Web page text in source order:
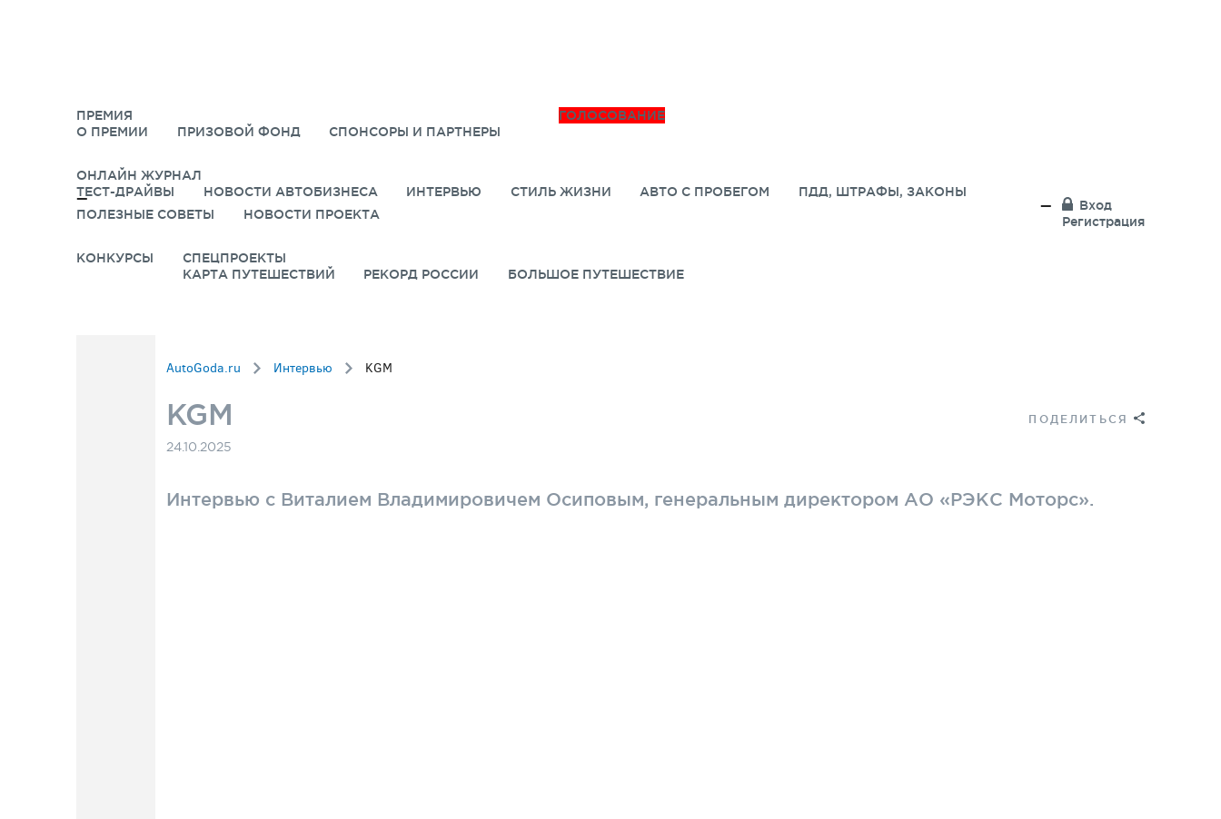
ПРЕМИЯ
О ПРЕМИИ
ПРИЗОВОЙ ФОНД СПОНСОРЫ И ПАРТНЕРЫ
ГОЛОСОВАНИЕ
ОНЛАЙН ЖУРНАЛ
ТЕСТ-ДРАЙВЫ
НОВОСТИ АВТОБИЗНЕСА ИНТЕРВЬЮ СТИЛЬ ЖИЗНИ АВТО С ПРОБЕГОМ
ПДД, ШТРАФЫ, ЗАКОНЫ
ПОЛЕЗНЫЕ СОВЕТЫ
НОВОСТИ ПРОЕКТА
КОНКУРСЫ
СПЕЦПРОЕКТЫ
КАРТА ПУТЕШЕСТВИЙ
РЕКОРД РОССИИ БОЛЬШОЕ ПУТЕШЕСТВИЕ
Вход
Регистрация
AutoGoda.ru Интервью KGM
KGM
24.10.2025
ПОДЕЛИТЬСЯ
Интервью с Виталием Владимировичем Осиповым, генеральным директором АО «РЭКС Моторс».